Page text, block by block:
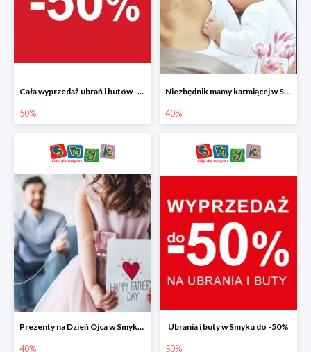
Cała wyprzedaż ubrań i butów -50%
50%
Niezbędnik mamy karmiącej w Smyku do -40%
40%
Prezenty na Dzień Ojca w Smyku do -40%
40%
Ubrania i buty w Smyku do -50%
50%